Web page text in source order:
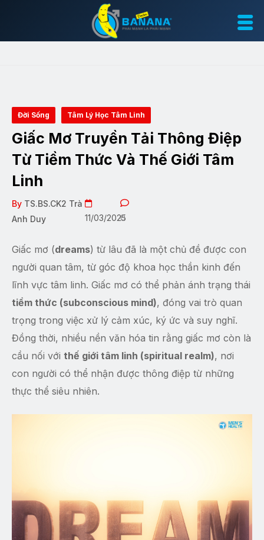
Đời Sống Tâm Lý Học Tâm Linh
Giấc Mơ Truyền Tải Thông Điệp
Từ Tiềm Thức Và Thế Giới Tâm
Linh
By TS.BS.CK2 Trà
Anh Duy
11/03/2025
0
Giấc mơ (dreams) từ lâu đã là một chủ đề được con
người quan tâm, từ góc độ khoa học thần kinh đến
lĩnh vực tâm linh. Giấc mơ có thể phản ánh trạng thái
tiềm thức (subconscious mind), đóng vai trò quan
trọng trong việc xử lý cảm xúc, ký ức và suy nghĩ.
Đồng thời, nhiều nền văn hóa tin rằng giấc mơ còn là
cầu nối với thế giới tâm linh (spiritual realm), nơi
con người có thể nhận được thông điệp từ những
thực thể siêu nhiên.